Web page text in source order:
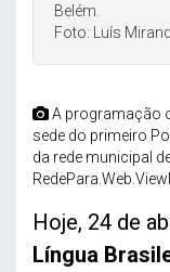
Belém.
Foto: Luís
A programação
sede do primeiro
da rede municipal
Hoje, 24 de
Língua